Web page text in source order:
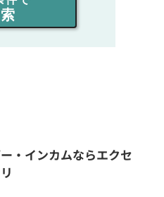
ぶ
(製品名等)
・インカムならエクセ
リ